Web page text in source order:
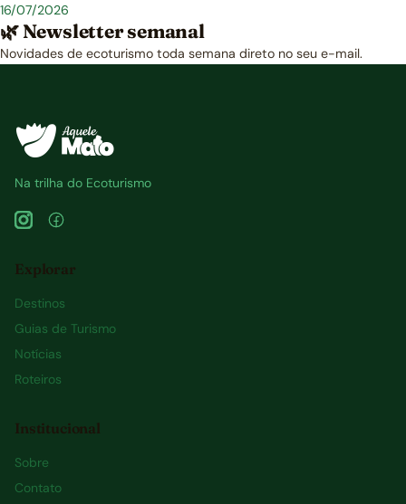
16/07/2026
🌿 Newsletter semanal
Novidades de ecoturismo toda semana direto no seu e-mail.
Na trilha do Ecoturismo
Explorar
Destinos
Guias de Turismo
Notícias
Roteiros
Institucional
Sobre
Contato